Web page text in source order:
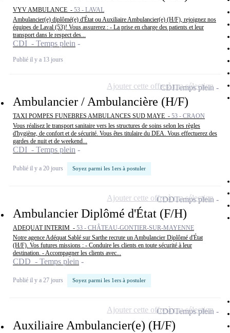
VYV AMBULANCE - 53 - LAVAL
Ambulancier(e) diplômé(e) d'État ou Auxiliaire Ambulancier(e) (H/F), rejoignez nos
équipes de Laval (53)! Vous assurerez : - La prise en charge des patients et leur
transport dans le respect des...
CDI - Temps plein
Publié il y a 13 jours
Ambulancier / Ambulancière (H/F)
TAXI POMPES FUNEBRES AMBULANCES SUD MAYE - 53 - CRAON
Vous réalisez le transport sanitaire vers les structures de soins selon les règles
d'hygiène, de confort et de sécurité. Vous êtes titulaire du DEA. Vous effectuerez des
gardes de nuit et de weekend...
CDI - Temps plein
Publié il y a 20 jours Soyez parmi les 1ers à postuler
CDITemps plein
Ajouter cette offre à ma sélection
Ambulancier Diplômé d'État (F/H)
ADEQUAT INTERIM - 53 - CHÂTEAU-GONTIER-SUR-MAYENNE
Notre agence Adéquat Sablé sur Sarthe recrute un Ambulancier Diplômé d'État
(H/F). Vos futures missions : - Conduire les clients en toute sécurité à leur
destination. - Accompagner les clients avec...
CDD - Temps plein
Publié il y a 27 jours Soyez parmi les 1ers à postuler
CDDTemps plein
Ajouter cette offre à ma sélection
Auxiliaire Ambulancier(e) (H/F)
CDDTemps plein
Ajouter cette offre à ma sélection